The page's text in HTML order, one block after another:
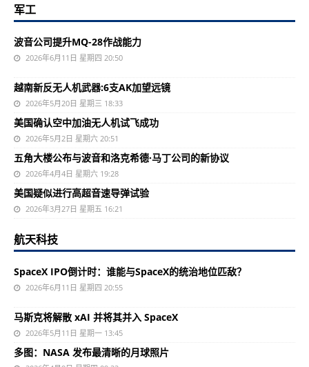
军工
波音公司提升MQ-28作战能力
2026年6月11日 星期四 20:50
越南新反无人机武器:6支AK加望远镜
2026年5月20日 星期三 18:33
美国确认空中加油无人机试飞成功
2026年5月2日 星期六 20:51
五角大楼公布与波音和洛克希德·马丁公司的新协议
2026年4月4日 星期六 19:28
美国疑似进行高超音速导弹试验
2026年3月27日 星期五 16:21
航天科技
SpaceX IPO倒计时：谁能与SpaceX的统治地位匹敌？
2026年6月11日 星期四 20:55
马斯克将解散 xAI 并将其并入 SpaceX
2026年5月11日 星期一 13:45
多图：NASA 发布最清晰的月球照片